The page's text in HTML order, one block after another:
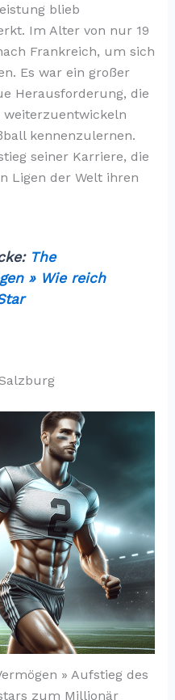
blieb
Im Alter von nur 19
Frankreich, um sich
Es war ein großer
Herausforderung, die
weiterzuentwickeln
kennenzulernen.
seiner Karriere, die
Ligen der Welt ihren
The
» Wie reich
» Aufstieg des
zum Millionär